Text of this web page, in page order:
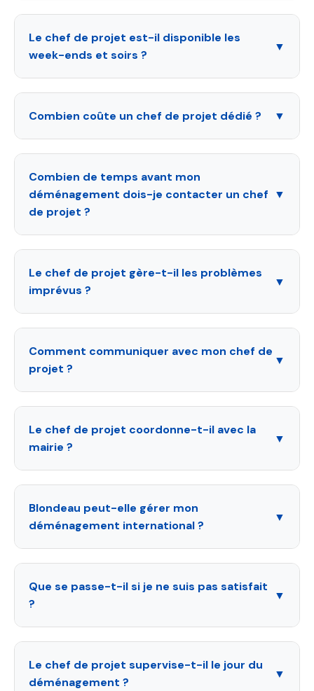
Le chef de projet est-il disponible les
week-ends et soirs ?
▼
Combien coûte un chef de projet dédié ? ▼
Combien de temps avant mon
déménagement dois-je contacter un chef
de projet ?
▼
Le chef de projet gère-t-il les problèmes
imprévus ?
▼
Comment communiquer avec mon chef de
projet ?
▼
Le chef de projet coordonne-t-il avec la
mairie ?
▼
Blondeau peut-elle gérer mon
déménagement international ?
▼
Que se passe-t-il si je ne suis pas satisfait
?
▼
Le chef de projet supervise-t-il le jour du
déménagement ?
▼